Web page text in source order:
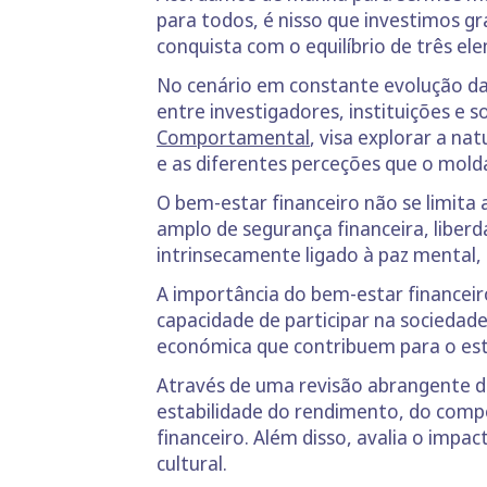
para todos, é nisso que investimos
conquista com o equilíbrio de três
No cenário em constante evolução
entre investigadores, instituições e
Comportamental, visa explorar a
e as diferentes perceções que o
O bem-estar financeiro não se limita
amplo de segurança financeira,
intrinsecamente ligado à paz
A importância do bem-estar
capacidade de participar na
económica que contribuem para o
Através de uma revisão abrangente
estabilidade do rendimento, do
financeiro. Além disso, avalia o
cultural.